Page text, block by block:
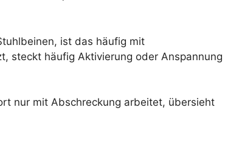
ist das häufig mit
steckt häufig Aktivierung oder Anspannung
nur mit Abschreckung arbeitet, übersieht